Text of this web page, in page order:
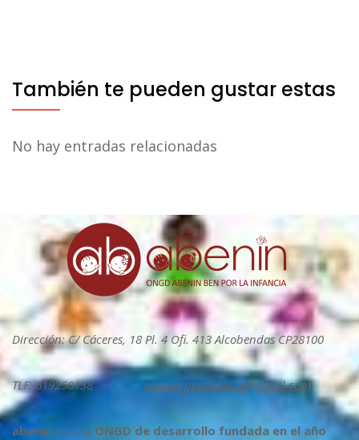
También te pueden gustar estas
No hay entradas relacionadas
Dirección: C/ Cáceres, 18 Pl. 4 Ofi. 413 Alcobendas CP28100
TLF: 619250138 abenin.presidencia@gmail.com
abenin es una ONGD de desarrollo fundada en el año